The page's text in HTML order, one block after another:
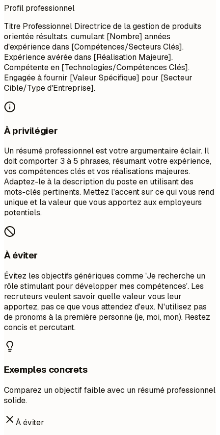
Profil professionnel
Titre Professionnel Directrice de la gestion de produits
orientée résultats, cumulant [Nombre] années
d'expérience dans [Compétences/Secteurs Clés].
Expérience avérée dans [Réalisation Majeure].
Compétente en [Technologies/Compétences Clés].
Engagée à fournir [Valeur Spécifique] pour [Secteur
Cible/Type d'Entreprise].
À privilégier
Un résumé professionnel est votre argumentaire éclair. Il
doit comporter 3 à 5 phrases, résumant votre expérience,
vos compétences clés et vos réalisations majeures.
Adaptez-le à la description du poste en utilisant des
mots-clés pertinents. Mettez l'accent sur ce qui vous rend
unique et la valeur que vous apportez aux employeurs
potentiels.
À éviter
Évitez les objectifs génériques comme 'Je recherche un
rôle stimulant pour développer mes compétences'. Les
recruteurs veulent savoir quelle valeur vous leur
apportez, pas ce que vous attendez d'eux. N'utilisez pas
de pronoms à la première personne (je, moi, mon). Restez
concis et percutant.
Exemples concrets
Comparez un objectif faible avec un résumé professionnel
solide.
À éviter